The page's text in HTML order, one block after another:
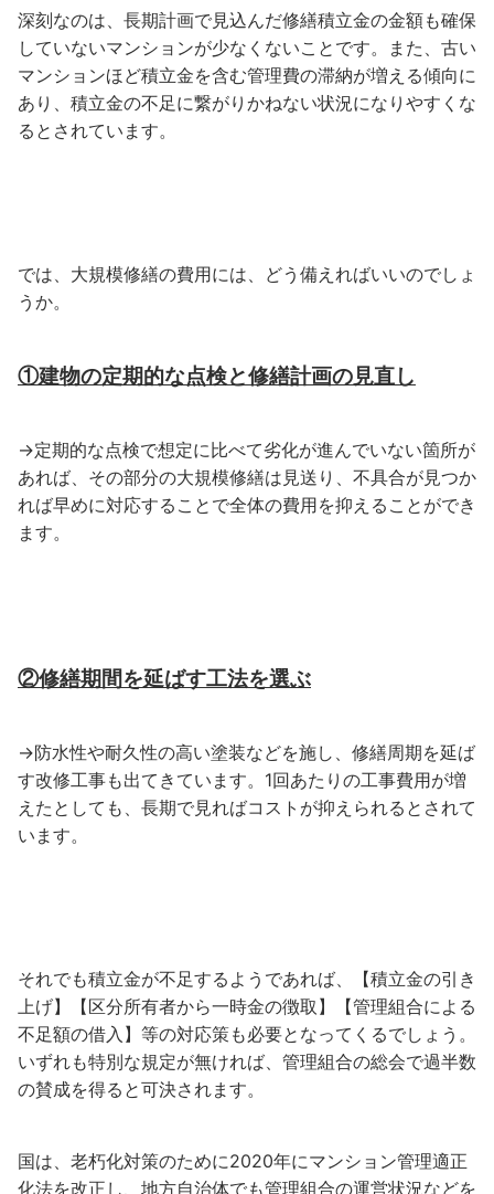
深刻なのは、長期計画で見込んだ修繕積立金の金額も確保
していないマンションが少なくないことです。また、古い
マンションほど積立金を含む管理費の滞納が増える傾向に
あり、積立金の不足に繋がりかねない状況になりやすくな
るとされています。
では、大規模修繕の費用には、どう備えればいいのでしょ
うか。
①建物の定期的な点検と修繕計画の見直し
→定期的な点検で想定に比べて劣化が進んでいない箇所が
あれば、その部分の大規模修繕は見送り、不具合が見つか
れば早めに対応することで全体の費用を抑えることができ
ます。
②修繕期間を延ばす工法を選ぶ
→防水性や耐久性の高い塗装などを施し、修繕周期を延ば
す改修工事も出てきています。1回あたりの工事費用が増
えたとしても、長期で見ればコストが抑えられるとされて
います。
それでも積立金が不足するようであれば、【積立金の引き
上げ】【区分所有者から一時金の徴取】【管理組合による
不足額の借入】等の対応策も必要となってくるでしょう。
いずれも特別な規定が無ければ、管理組合の総会で過半数
の賛成を得ると可決されます。
国は、老朽化対策のために2020年にマンション管理適正
化法を改正し、地方自治体でも管理組合の運営状況などを